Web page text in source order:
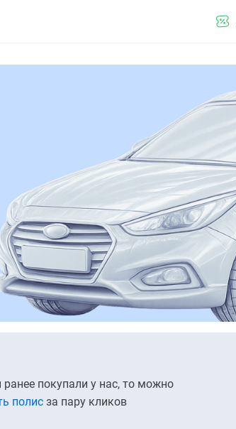
ранее покупали у нас, то можно
полис за пару кликов